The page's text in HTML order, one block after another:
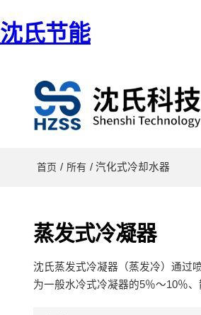
沈氏节能
首页 / 所有 / 汽化式冷却水器
蒸发式冷凝器
沈氏蒸发式冷凝器（蒸发冷）通过
为一般水冷式冷凝器的5％～10％